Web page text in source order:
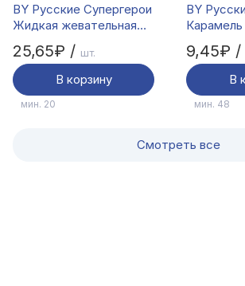
BY Русские Супергерои
Жидкая жевательная
резинка в тубе 20 гр.
25,65₽ / шт.
В корзину
мин. 20
BY
Карамель
9,45₽ /
В
мин. 48
Смотреть все